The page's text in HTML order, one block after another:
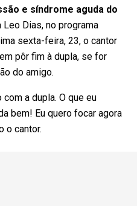
e síndrome aguda do
Dias, no programa
sexta-feira, 23, o cantor
pôr fim à dupla, se for
do amigo.
a dupla. O que eu
bem! Eu quero focar agora
o cantor.